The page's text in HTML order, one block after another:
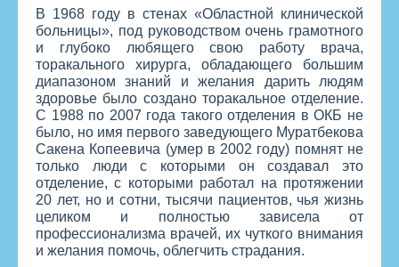
В 1968 году в стенах «Областной клинической
больницы», под руководством очень грамотного
и глубоко любящего свою работу врача,
торакального хирурга, обладающего большим
диапазоном знаний и желания дарить людям
здоровье было создано торакальное отделение.
С 1988 по 2007 года такого отделения в ОКБ не
было, но имя первого заведующего Муратбекова
Сакена Копеевича (умер в 2002 году) помнят не
только люди с которыми он создавал это
отделение, с которыми работал на протяжении
20 лет, но и сотни, тысячи пациентов, чья жизнь
целиком и полностью зависела от
профессионализма врачей, их чуткого внимания
и желания помочь, облегчить страдания.